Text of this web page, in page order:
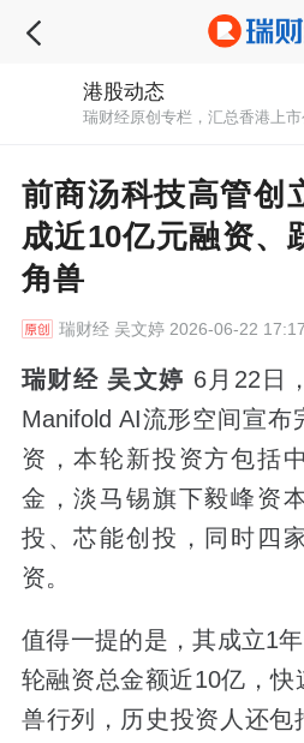
港股动态
瑞财经原创专栏，汇总香港上市
前商汤科技高管创
成近10亿元融资、
角兽
瑞财经吴文婷 2026-06-22
瑞财经 吴文婷 6月22日
Manifold AI流形空间宣布
资，本轮新投资方包括
金，淡马锡旗下毅峰资
投、芯能创投，同时四
资。
值得一提的是，其成立1
轮融资总金额近10亿，快
兽行列，历史投资人还包